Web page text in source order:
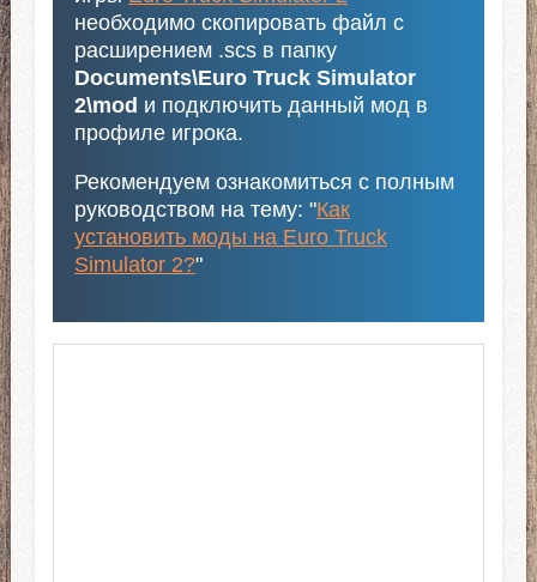
необходимо скопировать файл с
расширением .scs в папку
Documents\Euro Truck Simulator
2\mod и подключить данный мод в
профиле игрока.
Рекомендуем ознакомиться с полным
руководством на тему: "Как
установить моды на Euro Truck
Simulator 2?"